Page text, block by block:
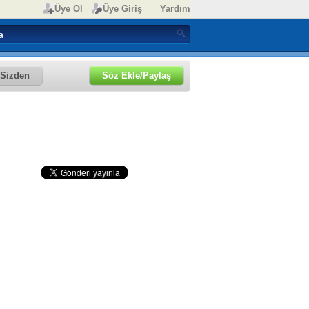
Üye Ol Üye Giriş Yardım
Sizden Söz Ekle/Paylaş